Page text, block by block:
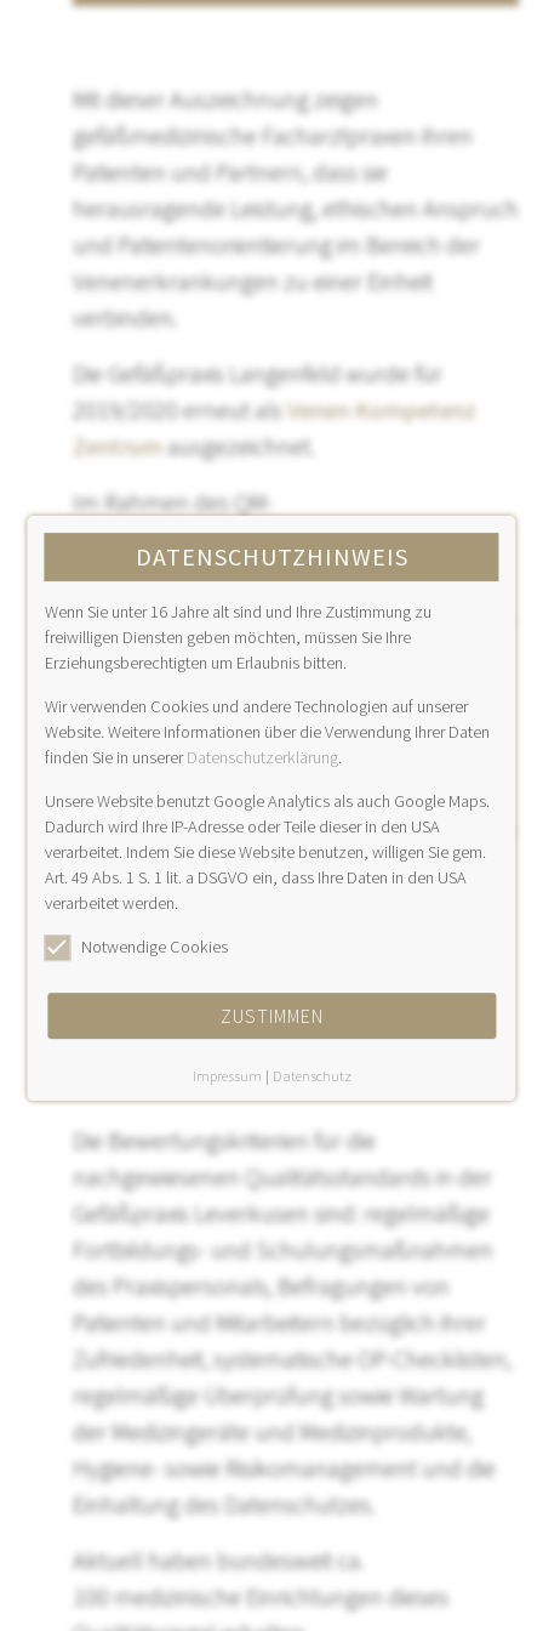
Mit dieser Auszeichnung zeigen
gefäßmedizinische Facharztpraxen ihren
Patienten und Partnern, dass sie
herausragende Leistung, ethischen Anspruch
und Patientenorientierung im Bereich der
Venenerkrankungen zu einer Einheit
verbinden.
Die Gefäßpraxis Langenfeld wurde für
2019/2020 erneut als Venen Kompetenz
Zentrumausgezeichnet.
Im Rahmen des QM-
Zertifizierungsprogramms Venen
Kompetenz-Zentrum (VKZ)
– das Managementsystem für die moderne,
phlebologische Facharztpraxiswerden die
Diagnostik und Therapie auf Leitlinienniveau
durch die Deutsche Gesellschaft für
Phlebologie (DGP) geprüft und darüber
hinaus dieQualitätsmanagement- Richtlinie
des Gemeinsamen Bundesausschusses auf
Basis derISO 9001:2015
Damit ist bereits seit 2008 ein bundesweit
geschaffen worden, der objektiv eine hohe
Struktur- und Versorgungsqualität sowie
Prozesssicherheit nachweist.
Die Bewertungskriterien für die
nachgewiesenen Qualitätsstandards in der
Gefäßpraxis Leverkusen sind: regelmäßige
Fortbildungs- und Schulungsmaßnahmen
des Praxispersonals, Befragungen von
Patienten und Mitarbeitern bezüglich ihrer
Zufriedenheit, systematische OP-Checklisten,
regelmäßige Überprüfung sowie Wartung
der Medizingeräte und Medizinprodukte,
Hygiene- sowie Risikomanagement und die
Einhaltung des Datenschutzes.
Aktuell haben bundesweit ca.
100 medizinische Einrichtungen dieses
DATENSCHUTZHINWEIS
Wenn Sie unter 16 Jahre alt sind und Ihre Zustimmung zu
freiwilligen Diensten geben möchten, müssen Sie Ihre
Erziehungsberechtigten um Erlaubnis bitten.
Wir verwenden Cookies und andere Technologien auf unserer
Website. Weitere Informationen über die Verwendung Ihrer Daten
finden Sie in unsererDatenschutzerklärung.
Unsere Website benutzt Google Analytics als auch Google Maps.
Dadurch wird Ihre IP-Adresse oder Teile dieser in den USA
verarbeitet. Indem Sie diese Website benutzen, willigen Sie gem.
Art. 49 Abs. 1 S. 1 lit. a DSGVO ein, dass Ihre Daten in den USA
verarbeitet werden.
Notwendige Cookies
ZUSTIMMEN
Impressum | Datenschutz